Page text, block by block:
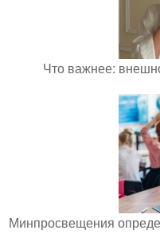
Что важнее:
Минпросвещения